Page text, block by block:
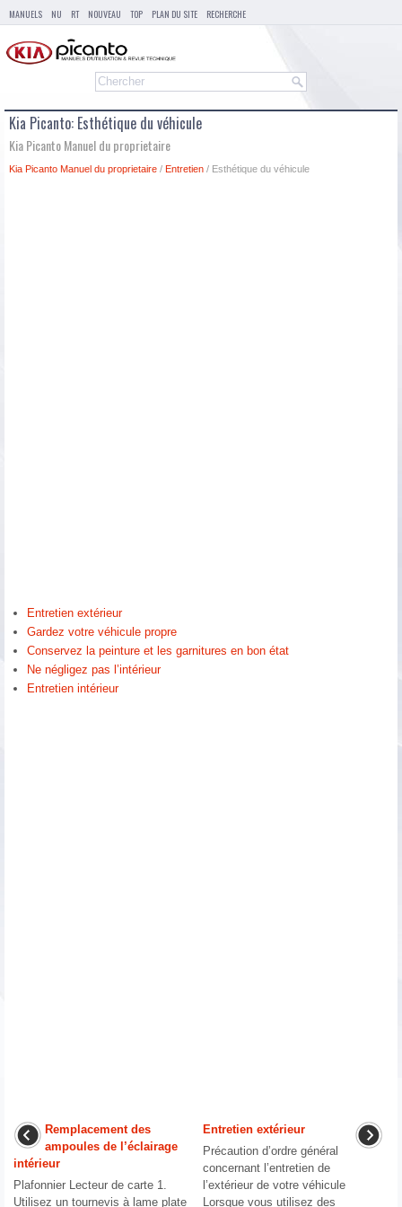
MANUELS NU RT NOUVEAU TOP PLAN DU SITE RECHERCHE
Kia Picanto: Esthétique du véhicule
Kia Picanto Manuel du proprietaire
Kia Picanto Manuel du proprietaire / Entretien / Esthétique du véhicule
Entretien extérieur
Gardez votre véhicule propre
Conservez la peinture et les garnitures en bon état
Ne négligez pas l’intérieur
Entretien intérieur
Remplacement des
ampoules de l’éclairage
intérieur
Plafonnier Lecteur de carte 1.
Utilisez un tournevis à lame plate
Entretien extérieur
Précaution d’ordre général
concernant l’entretien de
l’extérieur de votre véhicule
Lorsque vous utilisez des